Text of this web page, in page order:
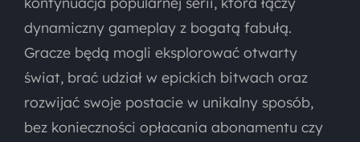
dynamiczny gameplay z bogatą fabułą.
Gracze będą mogli eksplorować otwarty
świat, brać udział w epickich bitwach oraz
rozwijać swoje postacie w unikalny sposób,
bez konieczności opłacania abonamentu czy